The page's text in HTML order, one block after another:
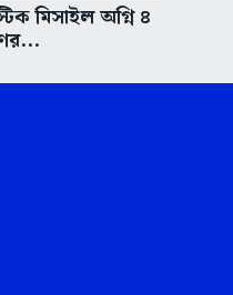
মিসাইল অগ্নি ৪